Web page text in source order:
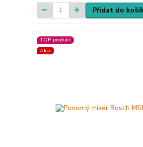
Přidat do
TOP produkt
Akce